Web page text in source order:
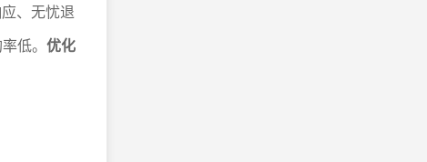
、无忧退
低。 优化